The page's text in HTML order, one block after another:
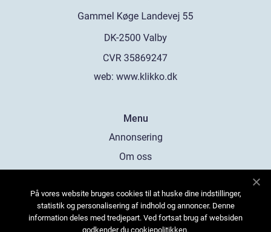
web: www.klikko.dk
Menu
Annonsering
Om oss
Kontakta oss
Sitemap
På vores website bruges cookies til at huske dine indstillinger,
statistik og personalisering af indhold og annoncer. Denne
information deles med tredjepart. Ved fortsat brug af websiden
godkender du cookiepolitikken.